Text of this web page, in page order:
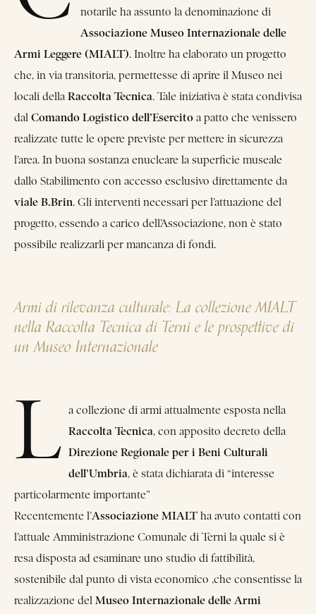
notarile ha assunto la denominazione di
Associazione Museo Internazionale delle
Armi Leggere (MIALT). Inoltre ha elaborato un progetto
che, in via transitoria, permettesse di aprire il Museo nei
locali della Raccolta Tecnica. Tale iniziativa è stata condivisa
dal Comando Logistico dell’Esercito a patto che venissero
realizzate tutte le opere previste per mettere in sicurezza
l’area. In buona sostanza enucleare la superficie museale
dallo Stabilimento con accesso esclusivo direttamente da
viale B.Brin. Gli interventi necessari per l’attuazione del
progetto, essendo a carico dell’Associazione, non è stato
possibile realizzarli per mancanza di fondi.
Armi di rilevanza culturale: La collezione MIALT
nella Raccolta Tecnica di Terni e le prospettive di
un Museo Internazionale
L a collezione di armi attualmente esposta nella
Raccolta Tecnica, con apposito decreto della
Direzione Regionale per i Beni Culturali
dell’Umbria, è stata dichiarata di “interesse
particolarmente importante”
Recentemente l’Associazione MIALT ha avuto contatti con
l’attuale Amministrazione Comunale di Terni la quale si è
resa disposta ad esaminare uno studio di fattibilità,
sostenibile dal punto di vista economico ,che consentisse la
realizzazione del Museo Internazionale delle Armi